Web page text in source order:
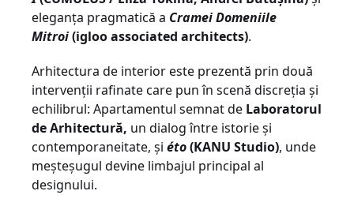
eleganța pragmatică a Cramei Domeniile
Mitroi(igloo associated architects).
Arhitectura de interior este prezentă prin două
intervenții rafinate care pun în scenă discreția și
echilibrul: Apartamentul semnat de Laboratorul
de Arhitectură, un dialog între istorie și
contemporaneitate, și éto(KANU Studio), unde
meșteșugul devine limbajul principal al
designului.